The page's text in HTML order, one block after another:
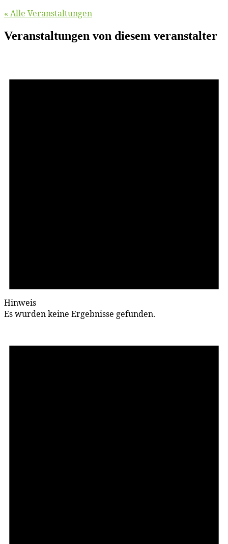
« Alle Veranstaltungen
Veranstaltungen von diesem veranstalter
Hinweis
Es wurden keine Ergebnisse gefunden.